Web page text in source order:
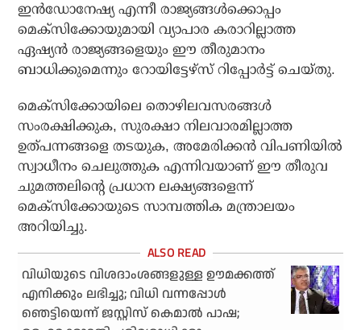
ഇൻഡോനേഷ്യ എന്നീ രാജ്യങ്ങൾക്കൊപ്പം
മെക്സിക്കോയുമായി വ്യാപാര കരാറില്ലാത്ത
ഏഷ്യൻ രാജ്യങ്ങളെയും ഈ തീരുമാനം
ബാധിക്കുമെന്നും റോയിട്ടേഴ്‌സ് റിപ്പോർട്ട് ചെയ്തു.
മെക്സിക്കോയിലെ തൊഴിലവസരങ്ങൾ
സംരക്ഷിക്കുക, സുരക്ഷാ നിലവാരമില്ലാത്ത
ഉത്പന്നങ്ങളെ തടയുക, അമേരിക്കൻ വിപണിയിൽ
സ്വാധീനം ചെലുത്തുക എന്നിവയാണ് ഈ തീരുവ
ചുമത്തലിന്റെ പ്രധാന ലക്ഷ്യങ്ങളെന്ന്
മെക്സിക്കോയുടെ സാമ്പത്തിക മന്ത്രാലയം
അറിയിച്ചു.
വിധിയുടെ വിശദാംശങ്ങളുള്ള ഊമക്കത്ത്
എനിക്കും ലഭിച്ചു; വിധി വന്നപ്പോള്‍
ഞെട്ടിയെന്ന് ജസ്റ്റിസ് കെമാല്‍ പാഷ;